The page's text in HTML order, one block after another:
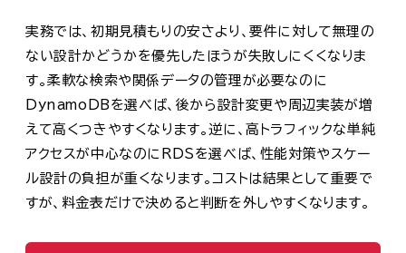
実務では、初期見積もりの安さより、要件に対して無理の
ない設計かどうかを優先したほうが失敗しにくくなりま
す。柔軟な検索や関係データの管理が必要なのに
DynamoDBを選べば、後から設計変更や周辺実装が増
えて高くつきやすくなります。逆に、高トラフィックな単純
アクセスが中心なのにRDSを選べば、性能対策やスケー
ル設計の負担が重くなります。コストは結果として重要で
すが、料金表だけで決めると判断を外しやすくなります。